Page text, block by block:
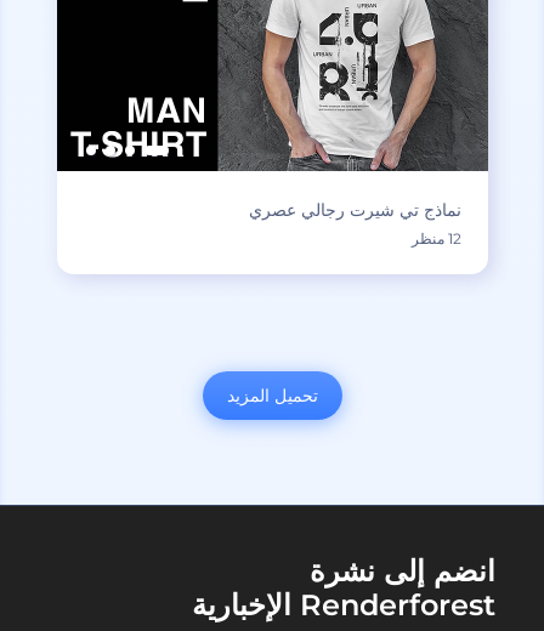
نماذج تي شيرت رجالي عصري
12 منظر
تحميل المزيد
انضم إلى نشرة
Renderforest الإخبارية